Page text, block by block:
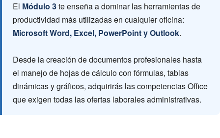
El Módulo 3te enseña a dominar las herramientas de
productividad más utilizadas en cualquier oficina:
Microsoft Word, Excel, PowerPoint y Outlook.
Desde la creación de documentos profesionales hasta
el manejo de hojas de cálculo con fórmulas, tablas
dinámicas y gráficos, adquirirás las competencias Office
que exigen todas las ofertas laborales administrativas.